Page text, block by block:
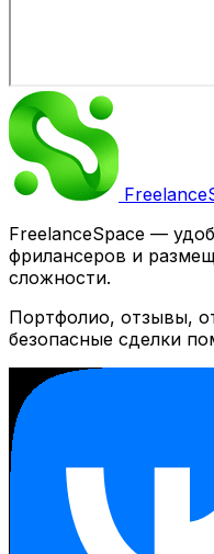
Freelance
FreelanceSpace —
фрилансеров и
сложности.
Портфолио, отзывы,
безопасные сделки